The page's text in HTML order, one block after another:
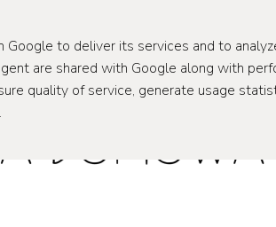
Google to deliver its services and to
are shared with Google along with
quality of service, generate usage